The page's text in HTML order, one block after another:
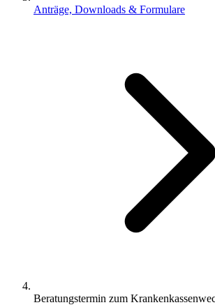
Anträge, Downloads & Formulare
Beratungstermin zum